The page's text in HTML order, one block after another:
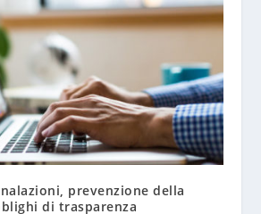
prevenzione della
di trasparenza